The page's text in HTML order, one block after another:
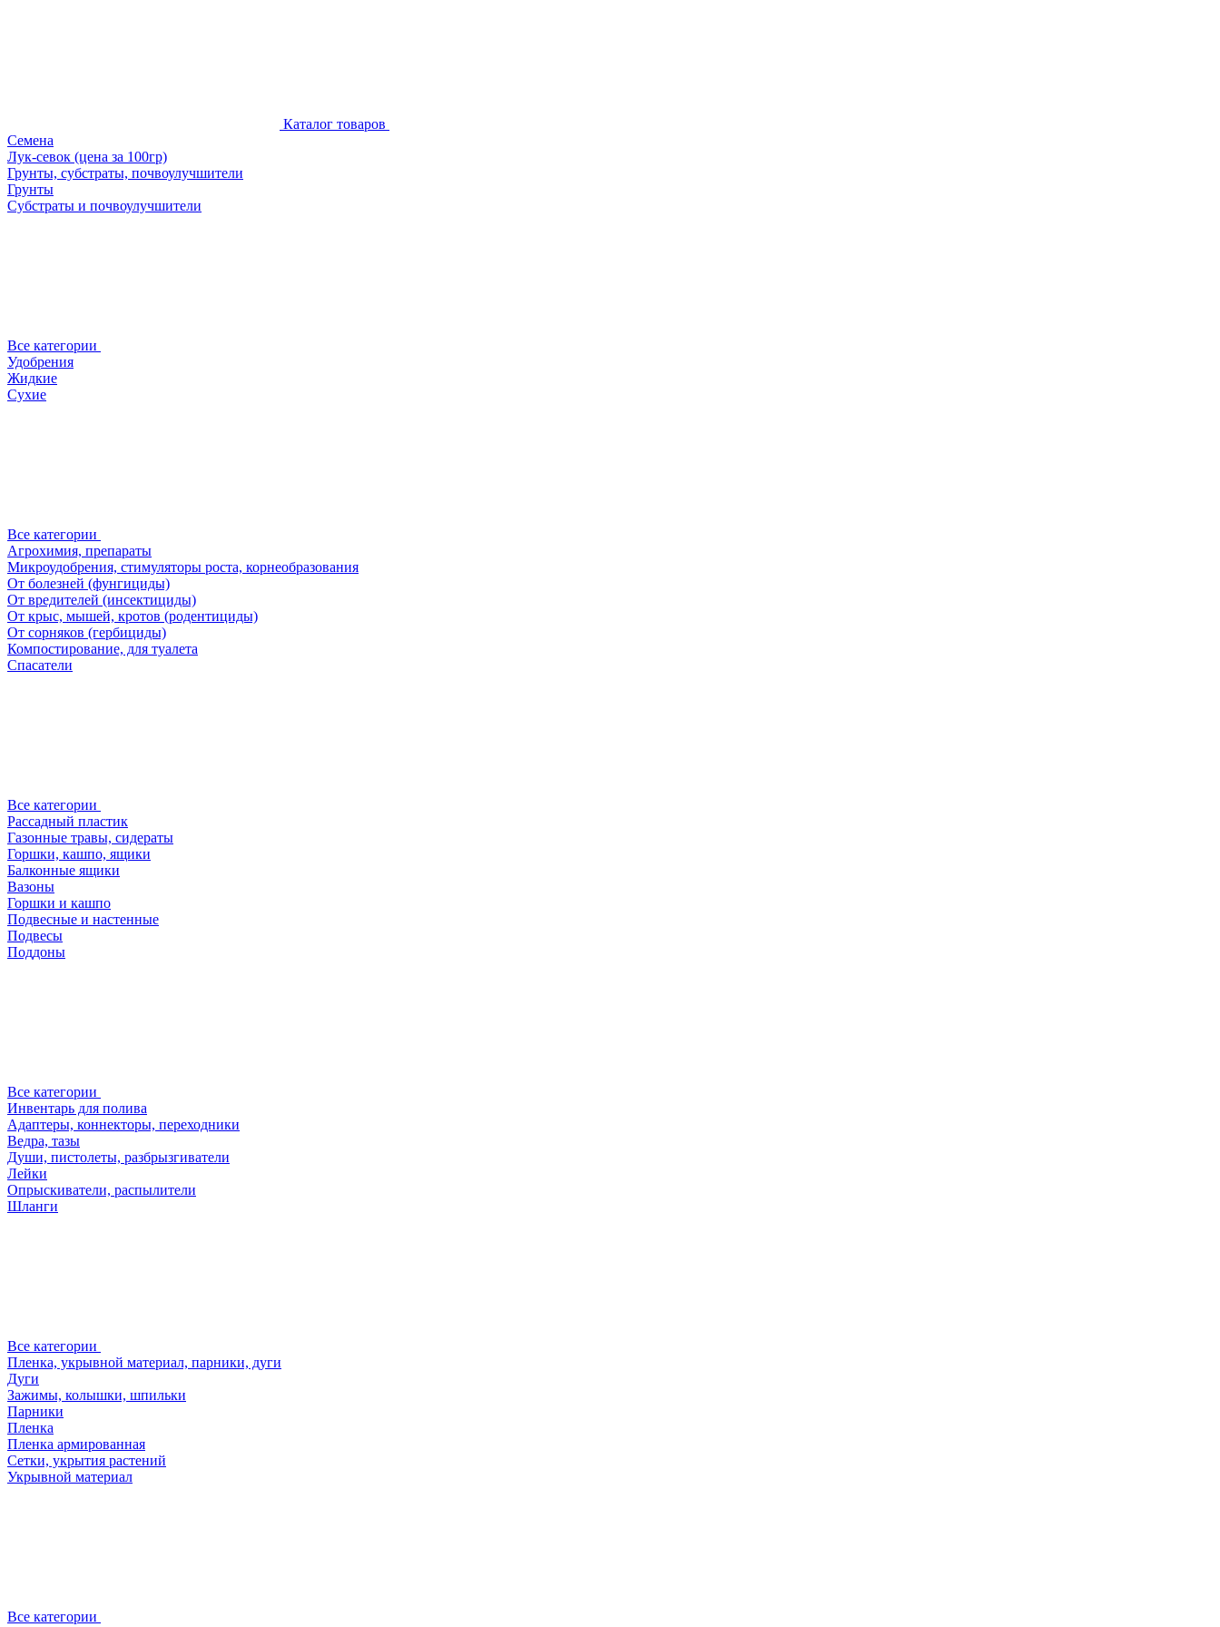
Каталог товаров
Семена
Лук-севок (цена за 100гр)
Грунты, субстраты, почвоулучшители
Грунты
Субстраты и почвоулучшители
Все категории
Удобрения
Жидкие
Сухие
Все категории
Агрохимия, препараты
Микроудобрения, стимуляторы роста, корнеобразования
От болезней (фунгициды)
От вредителей (инсектициды)
От крыс, мышей, кротов (родентициды)
От сорняков (гербициды)
Компостирование, для туалета
Спасатели
Все категории
Рассадный пластик
Газонные травы, сидераты
Горшки, кашпо, ящики
Балконные ящики
Вазоны
Горшки и кашпо
Подвесные и настенные
Подвесы
Поддоны
Все категории
Инвентарь для полива
Адаптеры, коннекторы, переходники
Ведра, тазы
Души, пистолеты, разбрызгиватели
Лейки
Опрыскиватели, распылители
Шланги
Все категории
Пленка, укрывной материал, парники, дуги
Дуги
Зажимы, колышки, шпильки
Парники
Пленка
Пленка армированная
Сетки, укрытия растений
Укрывной материал
Все категории